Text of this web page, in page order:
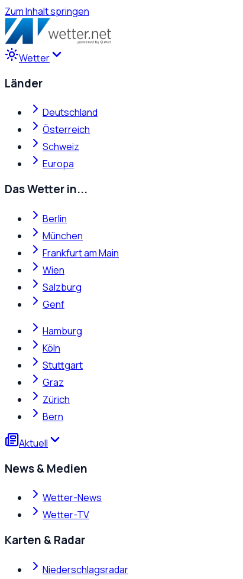
Zum Inhalt springen
Wetter
Länder
Deutschland
Österreich
Schweiz
Europa
Das Wetter in...
Berlin
München
Frankfurt am Main
Wien
Salzburg
Genf
Hamburg
Köln
Stuttgart
Graz
Zürich
Bern
Aktuell
News & Medien
Wetter-News
Wetter-TV
Karten & Radar
Niederschlagsradar